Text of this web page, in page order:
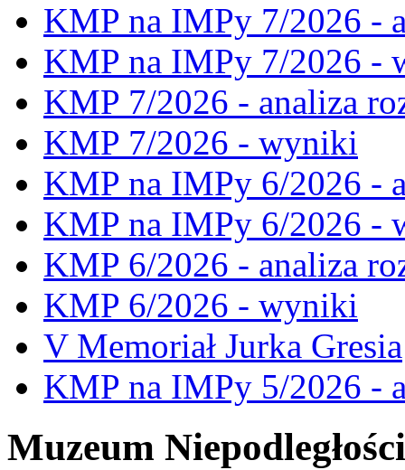
KMP na IMPy 7/2026 -
KMP na IMPy 7/2026 -
KMP 7/2026 - analiza
KMP 7/2026 - wyniki
KMP na IMPy 6/2026 -
KMP na IMPy 6/2026 -
KMP 6/2026 - analiza
KMP 6/2026 - wyniki
V Memoriał Jurka Gresia
KMP na IMPy 5/2026 -
Muzeum Niepodległości